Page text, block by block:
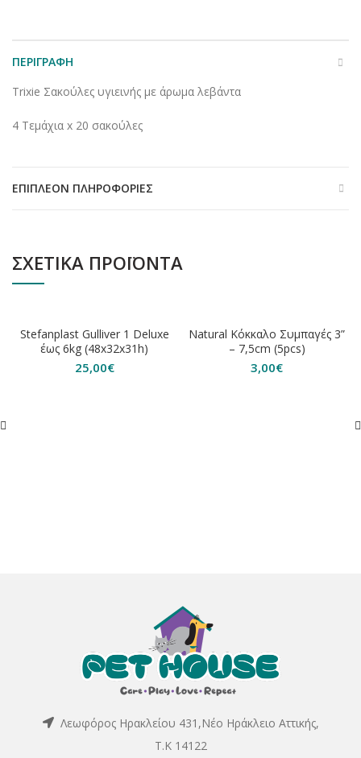
ΠΕΡΙΓΡΑΦΉ
Trixie Σακούλες υγιεινής με άρωμα λεβάντα
4 Τεμάχια x 20 σακούλες
ΕΠΙΠΛΈΟΝ ΠΛΗΡΟΦΟΡΊΕΣ
ΣΧΕΤΙΚΆ ΠΡΟΪΌΝΤΑ
Stefanplast Gulliver 1 Deluxe
έως 6kg (48x32x31h)
25,00€
Natural Κόκκαλο Συμπαγές 3”
– 7,5cm (5pcs)
3,00€
Λεωφόρος Ηρακλείου 431,Νέο Ηράκλειο Αττικής,
Τ.Κ 14122